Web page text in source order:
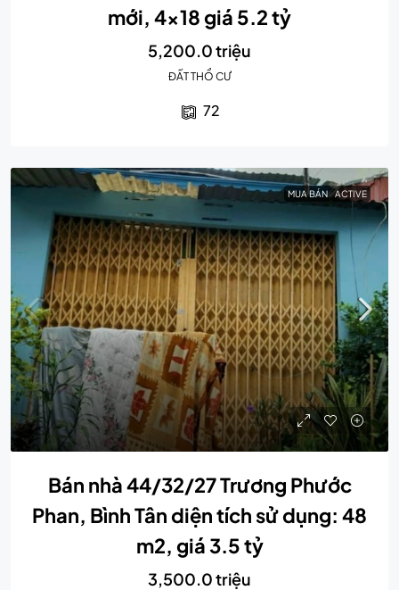
mới, 4×18 giá 5.2 tỷ
5,200.0 triệu
ĐẤT THỔ CƯ
72
MUA BÁN ACTIVE
Bán nhà 44/32/27 Trương Phước
Phan, Bình Tân diện tích sử dụng: 48
m2, giá 3.5 tỷ
3,500.0 triệu